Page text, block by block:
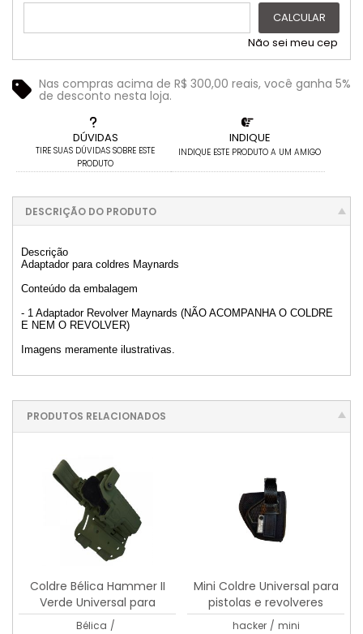
DÚVIDAS
TIRE SUAS DÚVIDAS SOBRE ESTE
PRODUTO
INDIQUE
INDIQUE ESTE PRODUTO A UM AMIGO
Nas compras acima de R$ 300,00 reais, você ganha 5%
de desconto nesta loja.
CALCULAR
Não sei meu cep
DESCRIÇÃO DO PRODUTO
Descrição
Adaptador para coldres Maynards
Conteúdo da embalagem
- 1 Adaptador Revolver Maynards (NÃO ACOMPANHA O COLDRE
E NEM O REVOLVER)
Imagens meramente ilustrativas.
PRODUTOS RELACIONADOS
Coldre Bélica Hammer II
Verde Universal para
Pistolas
Bélica /
Mini Coldre Universal para
pistolas e revolveres
hacker / mini